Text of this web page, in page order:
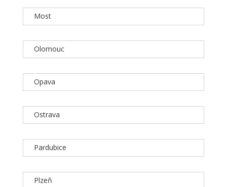
Most
Olomouc
Opava
Ostrava
Pardubice
Plzeň